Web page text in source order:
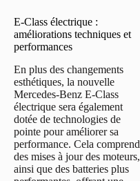
E-Class électrique :
améliorations techniques et
performances
En plus des changements
esthétiques, la nouvelle
Mercedes-Benz E-Class
électrique sera également
dotée de technologies de
pointe pour améliorer sa
performance. Cela comprend
des mises à jour des moteurs,
ainsi que des batteries plus